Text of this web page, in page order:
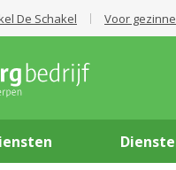
De Schakel Voor